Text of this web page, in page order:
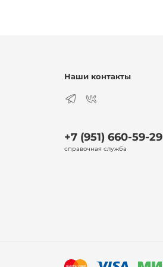
Наши контакты
+7 (951) 660-59-29
справочная служба